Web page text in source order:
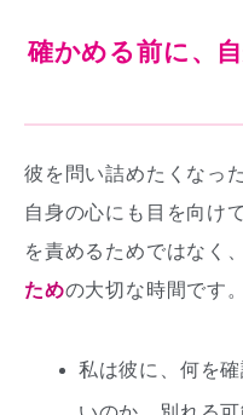
確かめる前に、
彼を問い詰めたくなっ
自身の心にも目を向け
を責めるためではなく、
ための大切な時間です。
私は彼に、何を